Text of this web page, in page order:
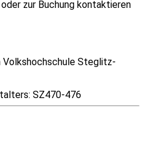
zur Buchung kontaktieren
Volkshochschule Steglitz-
SZ470-476